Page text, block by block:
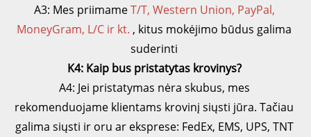
A3: Mes priimame T/T, Western Union, PayPal,
MoneyGram, L/C ir kt. , kitus mokėjimo būdus galima
suderinti
K4: Kaip bus pristatytas krovinys?
A4: Jei pristatymas nėra skubus, mes
rekomenduojame klientams krovinį siųsti jūra. Tačiau
galima siųsti ir oru ar eksprese: FedEx, EMS, UPS, TNT